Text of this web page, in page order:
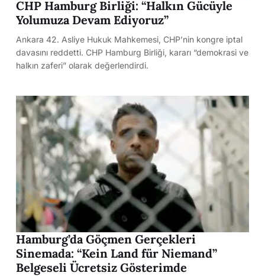
CHP Hamburg Birliği: “Halkın Gücüyle
Yolumuza Devam Ediyoruz”
Ankara 42. Asliye Hukuk Mahkemesi, CHP’nin kongre iptal
davasını reddetti. CHP Hamburg Birliği, kararı “demokrasi ve
halkın zaferi” olarak değerlendirdi.
Hamburg’da Göçmen Gerçekleri
Sinemada: “Kein Land für Niemand”
Belgeseli Ücretsiz Gösterimde